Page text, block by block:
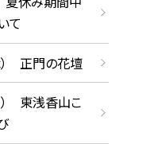
て
正門の花壇
東浅香山こ